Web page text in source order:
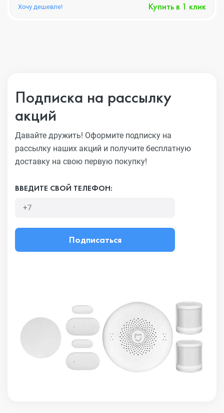
Хочу дешевле! Купить в 1 клик
Подписка на рассылку
акций
Давайте дружить! Оформите подписку на
рассылку наших акций и получите бесплатную
доставку на свою первую покупку!
ВВЕДИТЕ СВОЙ ТЕЛЕФОН:
Подписаться